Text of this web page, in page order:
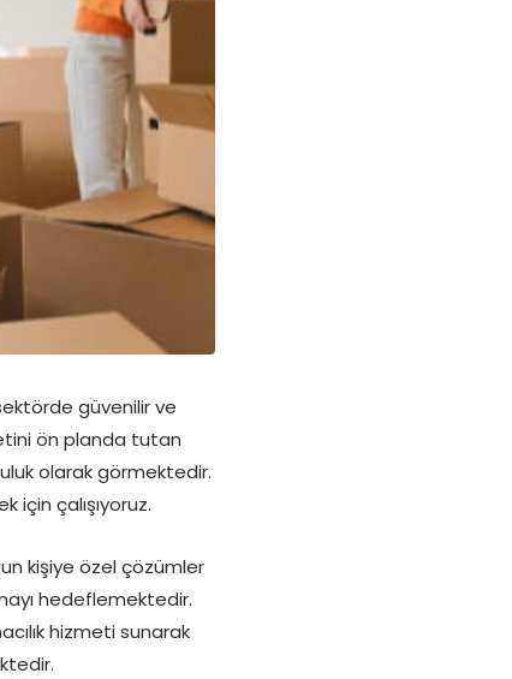
güvenilir ve
ön planda tutan
olarak görmektedir.
için çalışıyoruz.
kişiye özel çözümler
hedeflemektedir.
hizmeti sunarak